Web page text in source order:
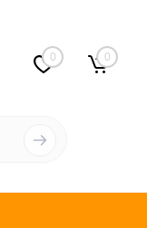
0 0